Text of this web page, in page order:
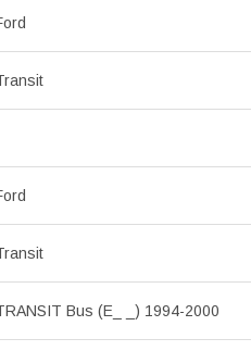
Bus (E_ _) 1994-2000